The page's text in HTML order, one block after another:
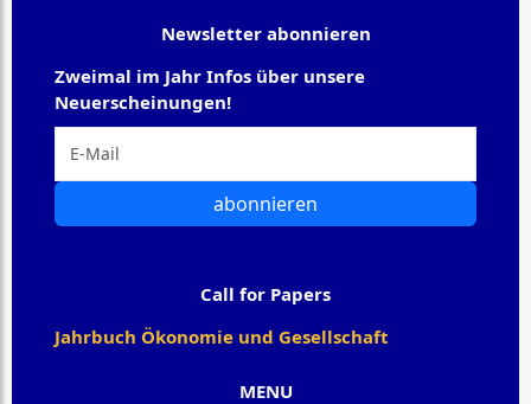
MENU
Newsletter abonnieren
Zweimal im Jahr Infos über unsere
Neuerscheinungen!
abonnieren
Call for Papers
Jahrbuch Ökonomie und Gesellschaft